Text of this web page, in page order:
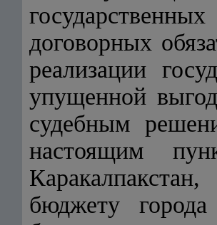
договорных
реализации
упущенной
судебным
настоящим
бюджету